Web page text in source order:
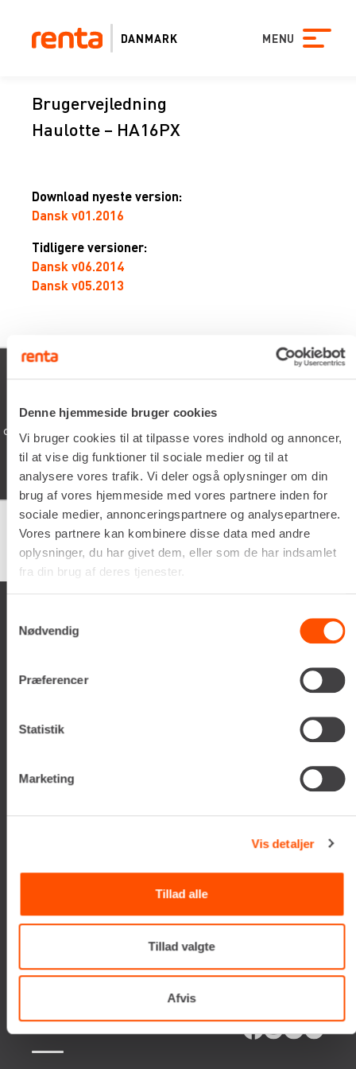
Denne hjemmeside bruger cookies
Vi bruger cookies til at tilpasse vores indhold og annoncer,
til at vise dig funktioner til sociale medier og til at
analysere vores trafik. Vi deler også oplysninger om din
brug af vores hjemmeside med vores partnere inden for
sociale medier, annonceringspartnere og analysepartnere.
Vores partnere kan kombinere disse data med andre
oplysninger, du har givet dem, eller som de har indsamlet
fra din brug af deres tjenester.
Nødvendig
Præferencer
Statistik
Marketing
Vis detaljer
Tillad alle
Tillad valgte
Afvis
DANMARK MENU
Brugervejledning
Haulotte – HA16PX
Download nyeste version:
Dansk v01.2016
Tidligere versioner:
Dansk v06.2014
Dansk v05.2013
dine
05/02/2026
Schyssta hjälpsamma människor
iallafall. Man får alltid kaffe te vatten o
man vöntar på sin tur. 5/5
Google samlet bedømmelse er 4.5
af 5,
på basis af150 anmeldelser
Renta A/S
CVR-nummer: 29416796
Få de seneste nyheder, invitationer, tips og tricks m.m.
SERVICES